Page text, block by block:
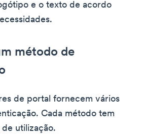
e o texto de acordo
método de
de portal fornecem vários
Cada método tem
utilização.